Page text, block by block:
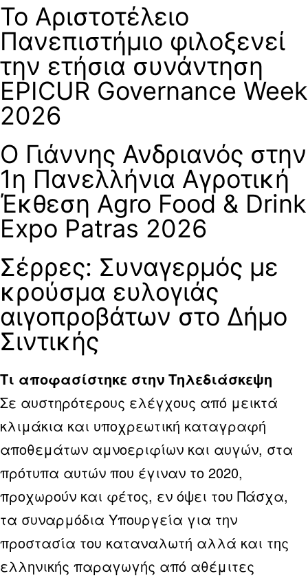
Το Αριστοτέλειο
Πανεπιστήμιο φιλοξενεί
την ετήσια συνάντηση
EPICUR Governance Week
2026
Ο Γιάννης Ανδριανός στην
1η Πανελλήνια Αγροτική
Έκθεση Agro Food & Drink
Expo Patras 2026
Σέρρες: Συναγερμός με
κρούσμα ευλογιάς
αιγοπροβάτων στο Δήμο
Σιντικής
Τι αποφασίστηκε στην Τηλεδιάσκεψη
Σε αυστηρότερους ελέγχους από μεικτά
κλιμάκια και υποχρεωτική καταγραφή
αποθεμάτων αμνοεριφίων και αυγών, στα
πρότυπα αυτών που έγιναν το 2020,
προχωρούν και φέτος, εν όψει του Πάσχα,
τα συναρμόδια Υπουργεία για την
προστασία του καταναλωτή αλλά και της
ελληνικής παραγωγής από αθέμιτες